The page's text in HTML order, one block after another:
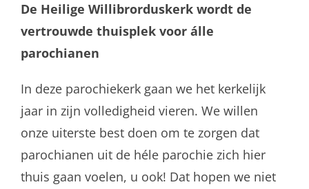
De Heilige Willibrorduskerk wordt de
vertrouwde thuisplek voor álle
parochianen
In deze parochiekerk gaan we het kerkelijk
jaar in zijn volledigheid vieren. We willen
onze uiterste best doen om te zorgen dat
parochianen uit de héle parochie zich hier
thuis gaan voelen, u ook! Dat hopen we niet